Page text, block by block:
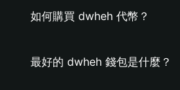
如何購買 dwheh 代幣？
最好的 dwheh 錢包是什麼？